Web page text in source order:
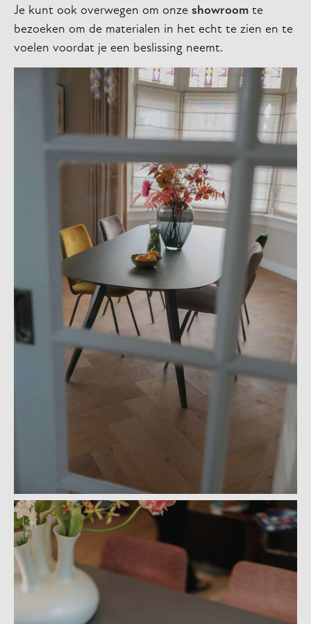
Je kunt ook overwegen om onze showroom te
bezoeken om de materialen in het echt te zien en te
voelen voordat je een beslissing neemt.